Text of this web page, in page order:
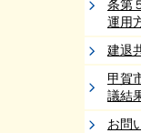
条第
運用
建退
甲賀
議結
お問